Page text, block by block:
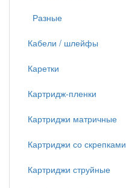
Разные
Кабели / шлейфы
Каретки
Картридж-пленки
Картриджи матричные
Картриджи со скрепками
Картриджи струйные